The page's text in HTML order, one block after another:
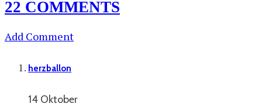
22 COMMENTS
Add Comment
herzballon
14 Oktober